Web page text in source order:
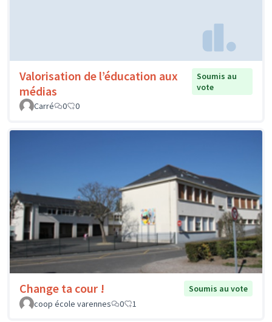
Valorisation de l’éducation aux
médias
Soumis au
vote
Carré
0 0
Change ta cour !
Soumis au vote
coop école varennes
0 1